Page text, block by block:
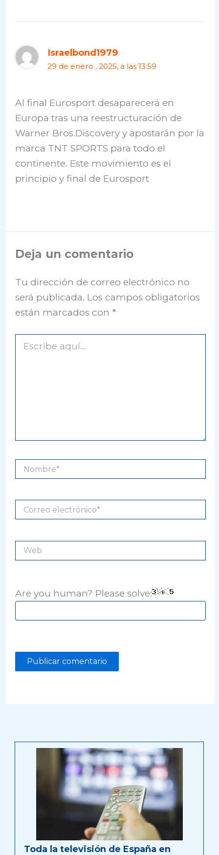
Israelbond1979
29 de enero , 2025, a las 13:59
Al final Eurosport desaparecerá en
Europa tras una reestructuración de
Warner Bros.Discovery y apostarán por la
marca TNT SPORTS para todo el
continente. Este movimiento es el
principio y final de Eurosport
Deja un comentario
Tu dirección de correo electrónico no
será publicada. Los campos obligatorios
están marcados con *
aquí...
Nombre*
electrónico*
Are you human? Please solve:
Toda la televisión de España en